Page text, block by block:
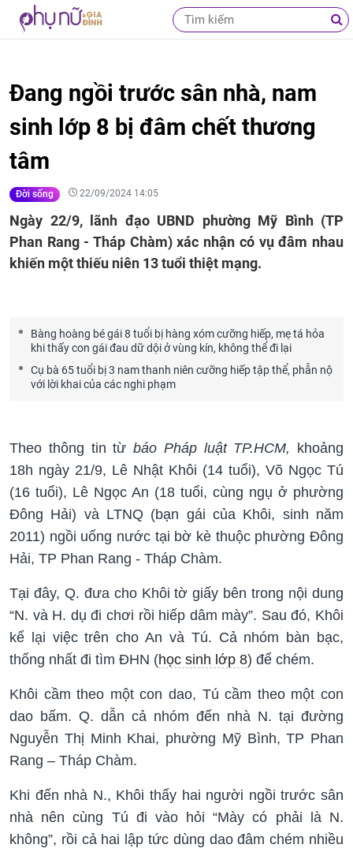
Đang ngồi trước sân nhà, nam
sinh lớp 8 bị đâm chết thương
tâm
Đời sống 22/09/2024 14:05
Ngày 22/9, lãnh đạo UBND phường Mỹ Bình (TP
Phan Rang - Tháp Chàm) xác nhận có vụ đâm nhau
khiến một thiếu niên 13 tuổi thiệt mạng.
Bàng hoàng bé gái 8 tuổi bị hàng xóm cưỡng hiếp, mẹ tá hỏa
khi thấy con gái đau dữ dội ở vùng kín, không thể đi lại
Cụ bà 65 tuổi bị 3 nam thanh niên cưỡng hiếp tập thể, phẫn nộ
với lời khai của các nghi phạm
Theo thông tin từ báo Pháp luật TP.HCM, khoảng
18h ngày 21/9, Lê Nhật Khôi (14 tuổi), Võ Ngọc Tú
(16 tuổi), Lê Ngọc An (18 tuổi, cùng ngụ ở phường
Đông Hải) và LTNQ (bạn gái của Khôi, sinh năm
2011) ngồi uống nước tại bờ kè thuộc phường Đông
Hải, TP Phan Rang - Tháp Chàm.
Tại đây, Q. đưa cho Khôi tờ giấy bên trong nội dung
“N. và H. dụ đi chơi rồi hiếp dâm mày”. Sau đó, Khôi
kể lại việc trên cho An và Tú. Cả nhóm bàn bạc,
thống nhất đi tìm ĐHN (học sinh lớp 8) để chém.
Khôi cầm theo một con dao, Tú cầm theo một con
dao bấm. Q. dẫn cả nhóm đến nhà N. tại đường
Nguyễn Thị Minh Khai, phường Mỹ Bình, TP Phan
Rang – Tháp Chàm.
Khi đến nhà N., Khôi thấy hai người ngồi trước sân
nhà nên cùng Tú đi vào hỏi “Mày có phải là N.
không”, rồi cả hai lập tức dùng dao đâm chém nhiều